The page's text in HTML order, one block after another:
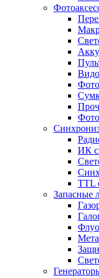
ИК
TTL
Запасные